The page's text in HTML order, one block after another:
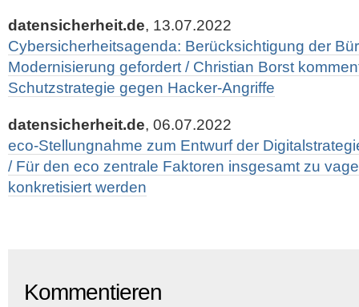
datensicherheit.de, 13.07.2022
Cybersicherheitsagenda: Berücksichtigung der
Modernisierung gefordert / Christian Borst
Schutzstrategie gegen Hacker-Angriffe
datensicherheit.de, 06.07.2022
eco-Stellungnahme zum Entwurf der
/ Für den eco zentrale Faktoren insgesamt zu
konkretisiert werden
Kommentieren